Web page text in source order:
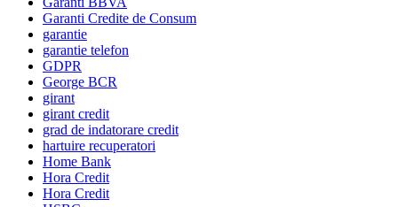
Garanti Credite de Consum
garantie
garantie telefon
GDPR
George BCR
girant
girant credit
grad de indatorare credit
hartuire recuperatori
Home Bank
Hora Credit
Hora Credit